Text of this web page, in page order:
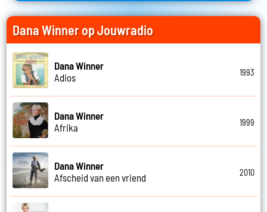
Dana Winner op Jouwradio
Dana Winner
Adios
1993
Dana Winner
Afrika
1999
Dana Winner
Afscheid van een vriend
2010